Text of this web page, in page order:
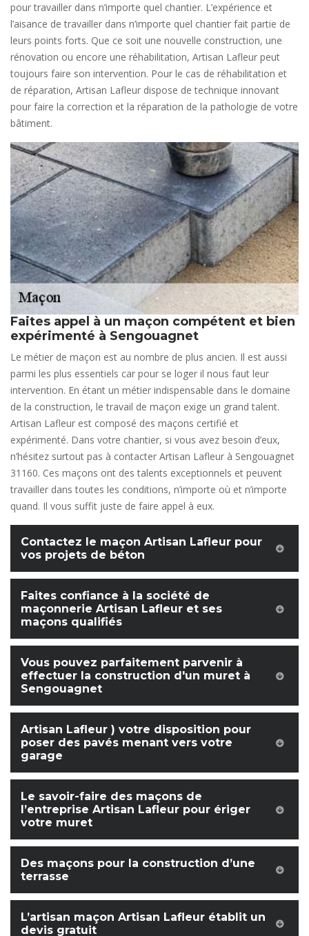
pour travailler dans n’importe quel chantier. L’expérience et
l’aisance de travailler dans n’importe quel chantier fait partie de
leurs points forts. Que ce soit une nouvelle construction, une
rénovation ou encore une réhabilitation, Artisan Lafleur peut
toujours faire son intervention. Pour le cas de réhabilitation et
de réparation, Artisan Lafleur dispose de technique innovant
pour faire la correction et la réparation de la pathologie de votre
bâtiment.
Faites appel à un maçon compétent et bien
expérimenté à Sengouagnet
Le métier de maçon est au nombre de plus ancien. Il est aussi
parmi les plus essentiels car pour se loger il nous faut leur
intervention. En étant un métier indispensable dans le domaine
de la construction, le travail de maçon exige un grand talent.
Artisan Lafleur est composé des maçons certifié et
expérimenté. Dans votre chantier, si vous avez besoin d’eux,
n’hésitez surtout pas à contacter Artisan Lafleur à Sengouagnet
31160. Ces maçons ont des talents exceptionnels et peuvent
travailler dans toutes les conditions, n’importe où et n’importe
quand. Il vous suffit juste de faire appel à eux.
Contactez le maçon Artisan Lafleur pour
vos projets de béton
Faites confiance à la société de
maçonnerie Artisan Lafleur et ses
maçons qualifiés
Vous pouvez parfaitement parvenir à
effectuer la construction d'un muret à
Sengouagnet
Artisan Lafleur ) votre disposition pour
poser des pavés menant vers votre
garage
Le savoir-faire des maçons de
l’entreprise Artisan Lafleur pour ériger
votre muret
Des maçons pour la construction d’une
terrasse
L’artisan maçon Artisan Lafleur établit un
devis gratuit